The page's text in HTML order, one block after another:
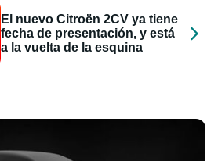
El nuevo Citroën 2CV ya tiene
fecha de presentación, y está
a la vuelta de la esquina